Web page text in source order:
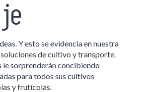
Y esto se evidencia en nuestra
de cultivo y transporte.
le sorprenderán concibiendo
para todos sus cultivos
y frutícolas.